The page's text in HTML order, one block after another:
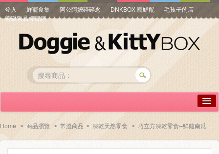
登入 鮮寵食集 阿公阿嬤碎碎念 DNKBOX 寵鮮配
毛孩子的店
美樂狗品牌官網
常見問答
Home > 商品瀏覽 > 常溫商品 > 凍乾天然零食 > 巧立方凍乾零食--鮮雞南瓜